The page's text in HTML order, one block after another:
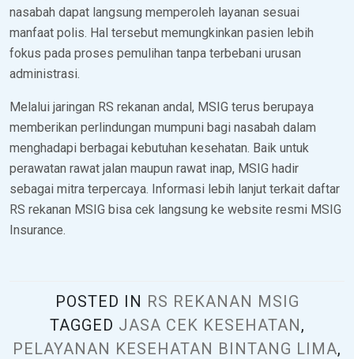
nasabah dapat langsung memperoleh layanan sesuai
manfaat polis. Hal tersebut memungkinkan pasien lebih
fokus pada proses pemulihan tanpa terbebani urusan
administrasi.
Melalui jaringan RS rekanan andal, MSIG terus berupaya
memberikan perlindungan mumpuni bagi nasabah dalam
menghadapi berbagai kebutuhan kesehatan. Baik untuk
perawatan rawat jalan maupun rawat inap, MSIG hadir
sebagai mitra terpercaya. Informasi lebih lanjut terkait daftar
RS rekanan MSIG bisa cek langsung ke website resmi MSIG
Insurance.
POSTED IN RS REKANAN MSIG
TAGGED JASA CEK KESEHATAN,
PELAYANAN KESEHATAN BINTANG LIMA,